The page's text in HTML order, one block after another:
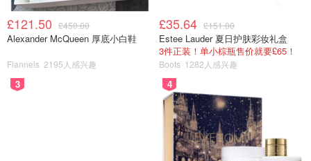
香奶奶可是包包中的经典，香奈儿的包包可以说背上几十年
都不会过时。粗花呢链条包将洋红色的时尚与活力发挥到极
致，在搭配时可以选择灰色、黑色的小香风套装，让手包成
为全身穿搭中的一抹亮色。（
购买链接 ）
£121.50 £450.00
Alexander McQueen 厚底小白鞋
Flannels 2195人感兴趣
£35.64 £151.00
Estee Lauder 夏日护肤彩妆礼盒
3件正装！单小棕瓶售价就要£65！
Boots 1282人感兴趣
3 4